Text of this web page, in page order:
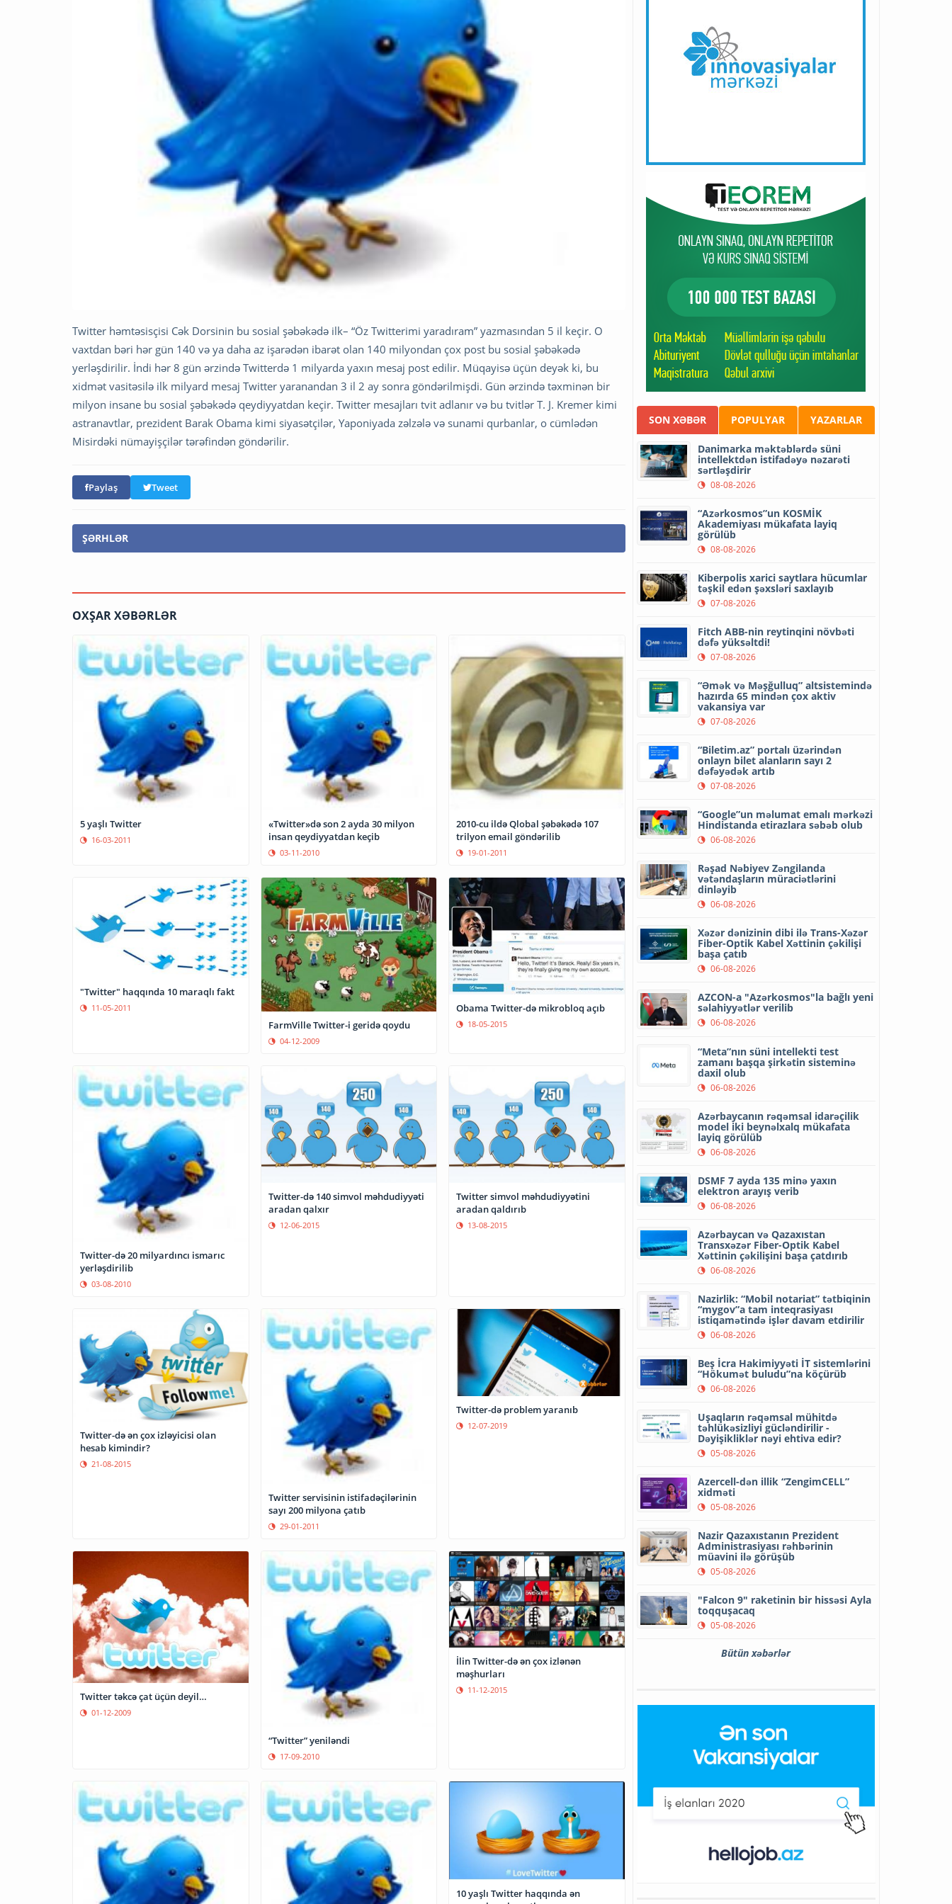
Twitter həmtəsisçisi Cək Dorsinin bu sosial şəbəkədə ilk– “Öz Twitterimi yaradıram” yazmasından 5 il keçir. O
vaxtdan bəri hər gün 140 və ya daha az işarədən ibarət olan 140 milyondan çox post bu sosial şəbəkədə
yerləşdirilir. İndi hər 8 gün ərzində Twitterdə 1 milyarda yaxın mesaj post edilir. Müqayisə üçün deyək ki, bu
xidmət vasitəsilə ilk milyard mesaj Twitter yaranandan 3 il 2 ay sonra göndərilmişdi. Gün ərzində təxminən bir
milyon insane bu sosial şəbəkədə qeydiyyatdan keçir. Twitter mesajları tvit adlanır və bu tvitlər T. J. Kremer kimi
astranavtlar, prezident Barak Obama kimi siyasətçilər, Yaponiyada zəlzələ və sunami qurbanlar, o cümlədən
Misirdəki nümayişçilər tərəfindən göndərilir.
Paylaş Tweet
ŞƏRHLƏR
OXŞAR XƏBƏRLƏR
5 yaşlı Twitter
16-03-2011
«Twitter»də son 2 ayda 30 milyon
insan qeydiyyatdan keçib
03-11-2010
2010-cu ildə Qlobal şəbəkədə 107
trilyon email göndərilib
19-01-2011
"Twitter" haqqında 10 maraqlı fakt
11-05-2011
FarmVille Twitter-i geridə qoydu
04-12-2009
Obama Twitter-də mikrobloq açıb
18-05-2015
Twitter-də 20 milyardıncı ismarıc
yerləşdirilib
03-08-2010
Twitter-də 140 simvol məhdudiyyəti
aradan qalxır
12-06-2015
Twitter simvol məhdudiyyətini
aradan qaldırıb
13-08-2015
Twitter-də ən çox izləyicisi olan
hesab kimindir?
21-08-2015
Twitter servisinin istifadəçilərinin
sayı 200 milyona çatıb
29-01-2011
Twitter-də problem yaranıb
12-07-2019
Twitter təkcə çat üçün deyil…
01-12-2009
“Twitter” yeniləndi
17-09-2010
İlin Twitter-də ən çox izlənən
məşhurları
11-12-2015
10 yaşlı Twitter haqqında ən
SON XƏBƏR POPULYAR YAZARLAR
Danimarka məktəblərdə süni
intellektdən istifadəyə nəzarəti
sərtləşdirir
08-08-2026
“Azərkosmos”un KOSMİK
Akademiyası mükafata layiq
görülüb
08-08-2026
Kiberpolis xarici saytlara hücumlar
təşkil edən şəxsləri saxlayıb
07-08-2026
Fitch ABB-nin reytinqini növbəti
dəfə yüksəltdi!
07-08-2026
“Əmək və Məşğulluq” altsistemində
hazırda 65 mindən çox aktiv
vakansiya var
07-08-2026
“Biletim.az” portalı üzərindən
onlayn bilet alanların sayı 2
dəfəyədək artıb
07-08-2026
“Google”un məlumat emalı mərkəzi
Hindistanda etirazlara səbəb olub
06-08-2026
Rəşad Nəbiyev Zəngilanda
vətəndaşların müraciətlərini
dinləyib
06-08-2026
Xəzər dənizinin dibi ilə Trans-Xəzər
Fiber-Optik Kabel Xəttinin çəkilişi
başa çatıb
06-08-2026
AZCON-a "Azərkosmos"la bağlı yeni
səlahiyyətlər verilib
06-08-2026
“Meta”nın süni intellekti test
zamanı başqa şirkətin sisteminə
daxil olub
06-08-2026
Azərbaycanın rəqəmsal idarəçilik
model iki beynəlxalq mükafata
layiq görülüb
06-08-2026
DSMF 7 ayda 135 minə yaxın
elektron arayış verib
06-08-2026
Azərbaycan və Qazaxıstan
Transxəzər Fiber-Optik Kabel
Xəttinin çəkilişini başa çatdırıb
06-08-2026
Nazirlik: “Mobil notariat” tətbiqinin
“mygov”a tam inteqrasiyası
istiqamətində işlər davam etdirilir
06-08-2026
Beş İcra Hakimiyyəti İT sistemlərini
“Hökumət buludu”na köçürüb
06-08-2026
Uşaqların rəqəmsal mühitdə
təhlükəsizliyi gücləndirilir -
Dəyişikliklər nəyi ehtiva edir?
05-08-2026
Azercell-dən illik “ZengimCELL”
xidməti
05-08-2026
Nazir Qazaxıstanın Prezident
Administrasiyası rəhbərinin
müavini ilə görüşüb
05-08-2026
"Falcon 9" raketinin bir hissəsi Ayla
toqquşacaq
05-08-2026
Bütün xəbərlər